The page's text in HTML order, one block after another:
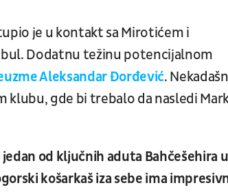
je u kontakt sa Mirotićem i
Dodatnu težinu potencijalnom
Aleksandar Đorđević.
klubu, gde bi trebalo da nasledi
od ključnih aduta Bahčešehira u
košarkaš iza sebe ima